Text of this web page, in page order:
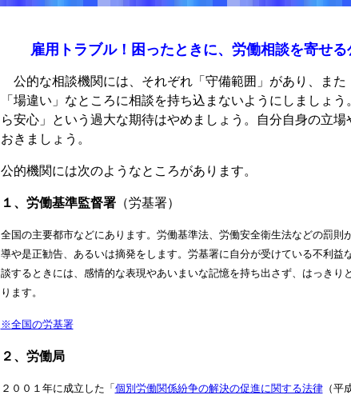
雇用トラブル！困ったときに、労働相談を寄せ
公的な相談機関には、それぞれ「守備範囲」があり、また
「場違い」なところに相談を持ち込まないようにしましょ
ら安心」という過大な期待はやめましょう。自分自身の立場
おきましょう。
公的機関には次のようなところがあります。
１、労働基準監督署（労基署）
全国の主要都市などにあります。労働基準法、労働安全衛生法などの罰則
導や是正勧告、あるいは摘発をします。労基署に自分が受けている不利益
談するときには、感情的な表現やあいまいな記憶を持ち出さず、はっきり
ります。
※全国の労基署
２、労働局
２００１年に成立した「 個別労働関係紛争の解決の促進に関する法律（平